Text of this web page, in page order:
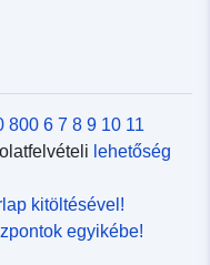
800 6 7 8 9 10 11
lehetőség
kitöltésével!
egyikébe!